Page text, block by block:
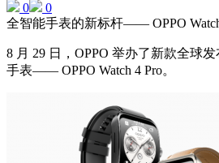
0
0
全智能手表的新标杆—— OPPO
8 月 29 日，OPPO 举办了新款全球
手表—— OPPO Watch 4 Pro。